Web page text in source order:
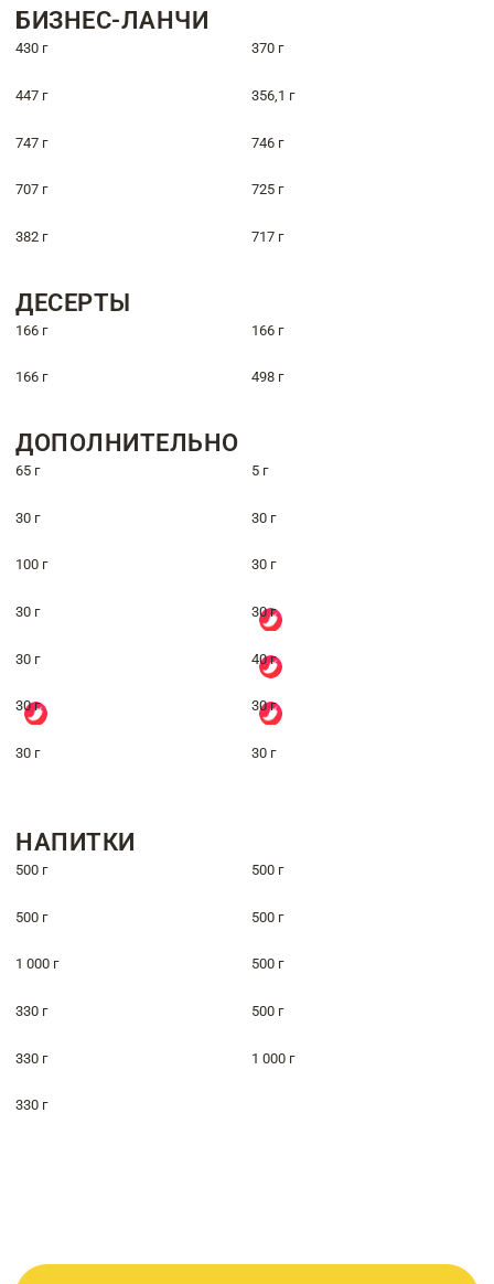
БИЗНЕС-ЛАНЧИ
430 г 370 г
447 г 356,1 г
747 г 746 г
707 г 725 г
382 г 717 г
ДЕСЕРТЫ
166 г 166 г
166 г 498 г
ДОПОЛНИТЕЛЬНО
65 г 5 г
30 г 30 г
100 г 30 г
30 г 30 г
30 г 40 г
30 г 30 г
30 г 30 г
НАПИТКИ
500 г 500 г
500 г 500 г
1 000 г 500 г
330 г 500 г
330 г 1 000 г
330 г